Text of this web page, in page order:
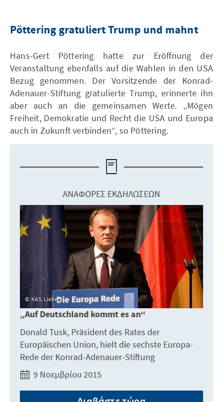
Pöttering gratuliert Trump und mahnt
Hans-Gert Pöttering hatte zur Eröffnung der
Veranstaltung ebenfalls auf die Wahlen in den USA
Bezug genommen. Der Vorsitzende der Konrad-
Adenauer-Stiftung gratulierte Trump, erinnerte ihn
aber auch an die gemeinsamen Werte. „Mögen
Freiheit, Demokratie und Recht die USA und Europa
auch in Zukunft verbinden“, so Pöttering.
ΑΝΑΦΟΡΈΣ ΕΚΔΗΛΏΣΕΩΝ
KAS, Liebers
„Auf Deutschland kommt es an“
Donald Tusk, Präsident des Rates der
Europäischen Union, hielt die sechste Europa-
Rede der Konrad-Adenauer-Stiftung
9 Νοεμβρίου 2015